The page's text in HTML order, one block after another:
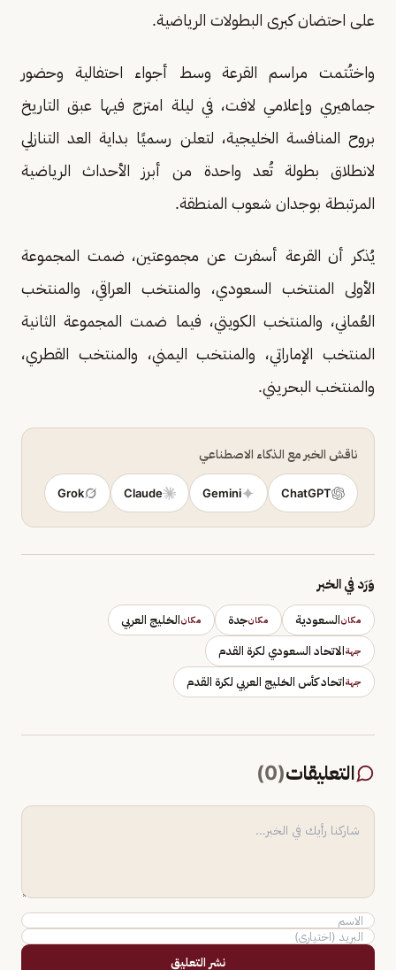
على احتضان كبرى البطولات الرياضية.
واختُتمت مراسم القرعة وسط أجواء احتفالية وحضور
جماهيري وإعلامي لافت، في ليلة امتزج فيها عبق التاريخ
بروح المنافسة الخليجية، لتعلن رسميًا بداية العد التنازلي
لانطلاق بطولة تُعد واحدة من أبرز الأحداث الرياضية
المرتبطة بوجدان شعوب المنطقة.
يُذكر أن القرعة أسفرت عن مجموعتين، ضمت المجموعة
الأولى المنتخب السعودي، والمنتخب العراقي، والمنتخب
العُماني، والمنتخب الكويتي، فيما ضمت المجموعة الثانية
المنتخب الإماراتي، والمنتخب اليمني، والمنتخب القطري،
والمنتخب البحريني.
ناقش الخبر مع الذكاء الاصطناعي
ChatGPT
Gemini
Claude
Grok
وَرَد في الخبر
مكانالسعودية مكانجدة مكانالخليج العربي
جهةالاتحاد السعودي لكرة القدم
جهةاتحاد كأس الخليج العربي لكرة القدم
التعليقات(
0
)
نشر التعليق